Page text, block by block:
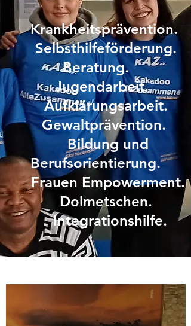
Krankheitsprävention.
Selbsthilfeförderung.
Beratung.
Jugendarbeit.
Aufklärungsarbeit.
Gewaltprävention.
Bildung und
Berufsorientierung.
Frauen Empowerment.
Dolmetschen.
Integrationshilfe.